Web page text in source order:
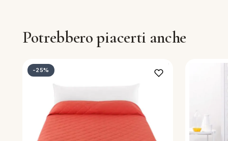
e Pigiami
Potrebbero piacerti anche
-25%